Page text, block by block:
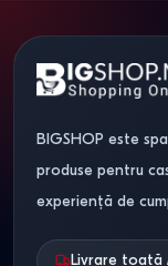
BIGSHOP este
produse pentru
experiență de
Livrare toată